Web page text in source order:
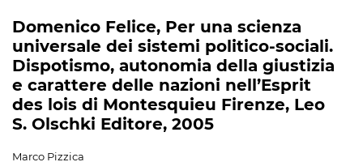
Domenico Felice, Per una scienza
universale dei sistemi politico-sociali.
Dispotismo, autonomia della giustizia
e carattere delle nazioni nell’Esprit
des lois di Montesquieu Firenze, Leo
S. Olschki Editore, 2005
Marco Pizzica